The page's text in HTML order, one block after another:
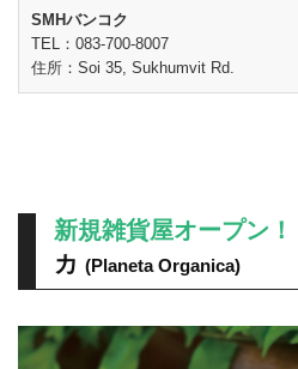
SMHバンコク
TEL：083-700-8007
住所：Soi 35, Sukhumvit Rd.
新規雑貨屋オープン！
カ (Planeta Organica)